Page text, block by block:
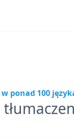
ponad 100